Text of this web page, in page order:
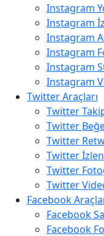
Instagram
Instagram
Instagram
Instagram
Instagram
Instagram
Twitter Araçları
Twitter
Twitter
Twitter
Twitter
Twitter
Twitter
Facebook
Facebook
Facebook